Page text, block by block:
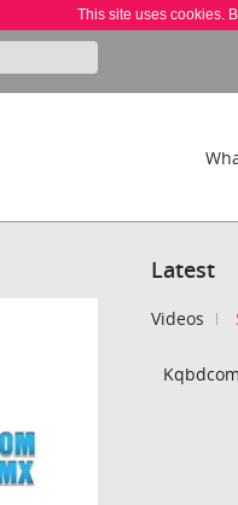
This site uses cookies.
Latest
Videos